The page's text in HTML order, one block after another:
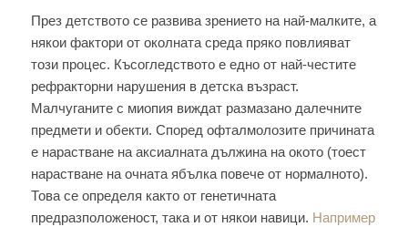
През детството се развива зрението на най-малките, а
някои фактори от околната среда пряко повлияват
този процес. Късогледството е едно от най-честите
рефракторни нарушения в детска възраст.
Малчуганите с миопия виждат размазано далечните
предмети и обекти. Според офталмолозите причината
е нарастване на аксиалната дължина на окото (тоест
нарастване на очната ябълка повече от нормалното).
Това се определя както от генетичната
предразположеност, така и от някои навици. Например